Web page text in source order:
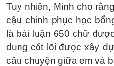
Tuy nhiên, Minh cho
cậu chinh phục học
là bài luận 650 chữ
dung cốt lõi được xây
câu chuyện giữa em và